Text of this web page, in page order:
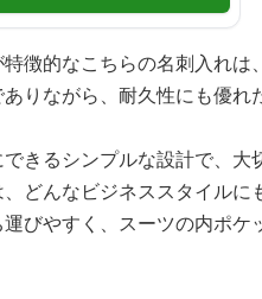
徴的なこちらの名刺入れ
りながら、耐久性にも優れ
きるシンプルな設計で、
どんなビジネススタイル
びやすく、スーツの内ポケ